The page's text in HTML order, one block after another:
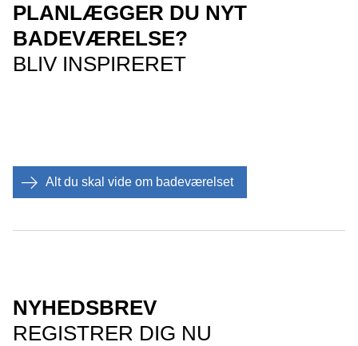
PLANLÆGGER DU NYT
BADEVÆRELSE?
BLIV INSPIRERET
Alt du skal vide om badeværelset
NYHEDSBREV
REGISTRER DIG NU